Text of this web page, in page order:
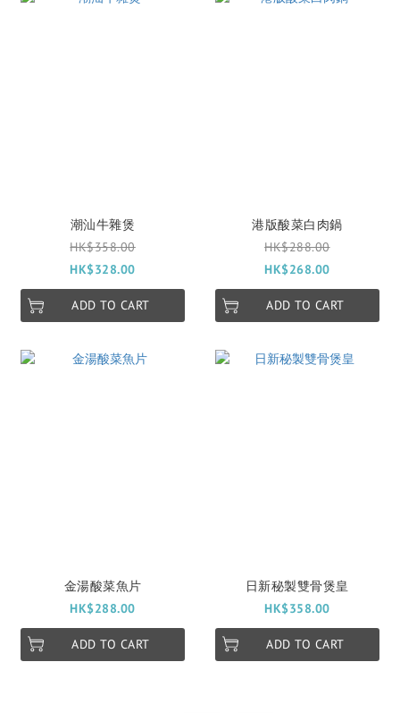
潮汕牛雜煲
HK$358.00
HK$328.00
ADD TO CART
港版酸菜白肉鍋
HK$288.00
HK$268.00
ADD TO CART
金湯酸菜魚片
HK$288.00
ADD TO CART
日新秘製雙骨煲皇
HK$358.00
ADD TO CART